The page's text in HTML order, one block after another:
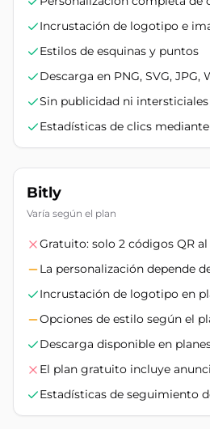
Incrustación de logotipo e
Estilos de esquinas y puntos
Descarga en PNG, SVG, JPG,
Sin publicidad ni intersticiales
Estadísticas de clics
Bitly
Varía según el plan
Gratuito: solo 2 códigos QR
La personalización depende
Incrustación de logotipo en
Opciones de estilo según el
Descarga disponible en
El plan gratuito incluye
Estadísticas de seguimiento